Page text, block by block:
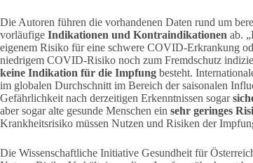
Die Autoren führen die vorhandenen Daten rund um
vorläufige Indikationen und Kontraindikationen ab.
eigenem Risiko für eine schwere COVID-Erkrankung
niedrigem COVID-Risiko noch zum Fremdschutz
keine Indikation für die Impfung besteht.
im globalen Durchschnitt im Bereich der saisonalen
Gefährlichkeit nach derzeitigen Erkenntnissen sogar
aber sogar alte gesunde Menschen ein sehr geringes
Krankheitsrisiko müssen Nutzen und Risiken der
Die Wissenschaftliche Initiative Gesundheit für